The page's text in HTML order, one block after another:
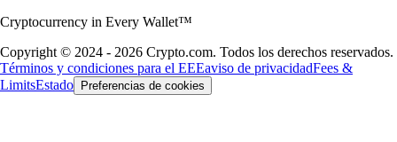
Cryptocurrency in Every Wallet™
Copyright © 2024 - 2026 Crypto.com. Todos los derechos reservados.
Términos y condiciones para el EEEaviso de privacidadFees &
LimitsEstado Preferencias de cookies